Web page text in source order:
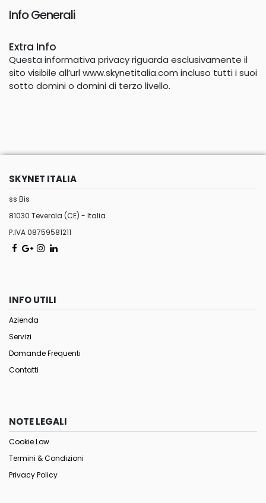
InfoGenerali
Extra Info
Questa informativa privacy riguarda esclusivamente il
sito visibile all’url www.skynetitalia.com incluso tutti i suoi
sotto domini o domini di terzo livello.
SKYNET ITALIA
ss Bis
81030 Teverola (CE) - Italia
P.IVA 08759581211
INFO UTILI
Azienda
Servizi
Domande Frequenti
Contatti
NOTE LEGALI
Cookie Low
Termini & Condizioni
Privacy Policy